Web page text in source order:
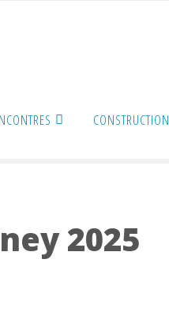
CONSTRUCTION
2025